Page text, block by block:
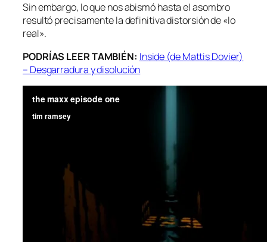
Sin embargo, lo que nos abismó hasta el asombro
resultó precisamente la definitiva distorsión de «lo
real».
PODRÍAS LEER TAMBIÉN: Inside (de Mattis Dovier)
– Desgarradura y disolución